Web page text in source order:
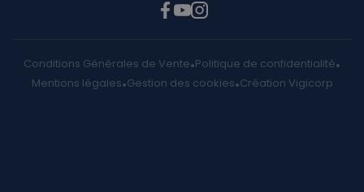
Conditions Générales de Vente Politique de confidentialité
Mentions légales Gestion des cookies Création Vigicorp